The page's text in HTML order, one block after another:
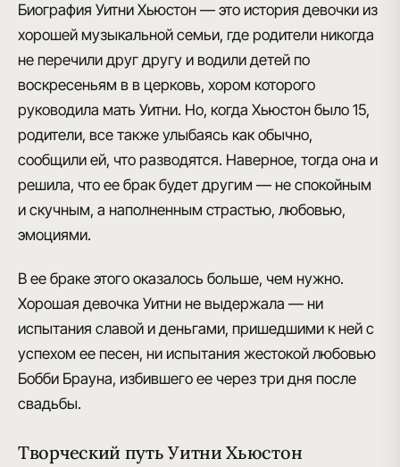
Биография Уитни Хьюстон — это история девочки из
хорошей музыкальной семьи, где родители никогда
не перечили друг другу и водили детей по
воскресеньям в в церковь, хором которого
руководила мать Уитни. Но, когда Хьюстон было 15,
родители, все также улыбаясь как обычно,
сообщили ей, что разводятся. Наверное, тогда она и
решила, что ее брак будет другим — не спокойным
и скучным, а наполненным страстью, любовью,
эмоциями.
В ее браке этого оказалось больше, чем нужно.
Хорошая девочка Уитни не выдержала — ни
испытания славой и деньгами, пришедшими к ней с
успехом ее песен, ни испытания жестокой любовью
Бобби Брауна, избившего ее через три дня после
свадьбы.
Творческий путь Уитни Хьюстон